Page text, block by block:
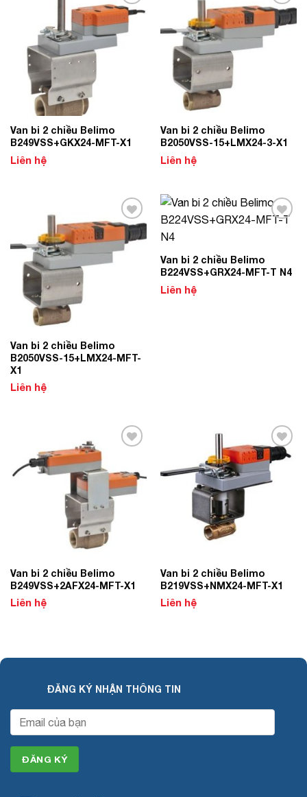
Add to
Wishlist
Van bi 2 chiều Belimo
B249VSS+GKX24-MFT-X1
Liên hệ
Add to
Wishlist
Van bi 2 chiều Belimo
B2050VSS-15+LMX24-3-X1
Liên hệ
Add to
Wishlist
Van bi 2 chiều Belimo
B2050VSS-15+LMX24-MFT-
X1
Liên hệ
Van bi 2 chiều Belimo
B224VSS+GRX24-MFT-T N4
Liên hệ
Van bi 2 chiều Belimo
B249VSS+2AFX24-MFT-X1
Liên hệ
Add to
Wishlist
Van bi 2 chiều Belimo
B219VSS+NMX24-MFT-X1
Liên hệ
ĐĂNG KÝ NHẬN THÔNG TIN